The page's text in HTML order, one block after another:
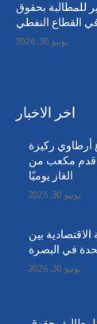
للمطالبة بحقوق
القطاع النفطي
يونيو 30, 2026
اخر الاخبار
أرطاوي ركيزة
300 مليون قدم مكعب من
الغاز يوميًا
يونيو 30, 2026
بين
في البصرة
يونيو 30, 2026